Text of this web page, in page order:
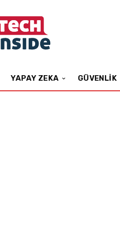
YAPAY ZEKA GÜVENLIK